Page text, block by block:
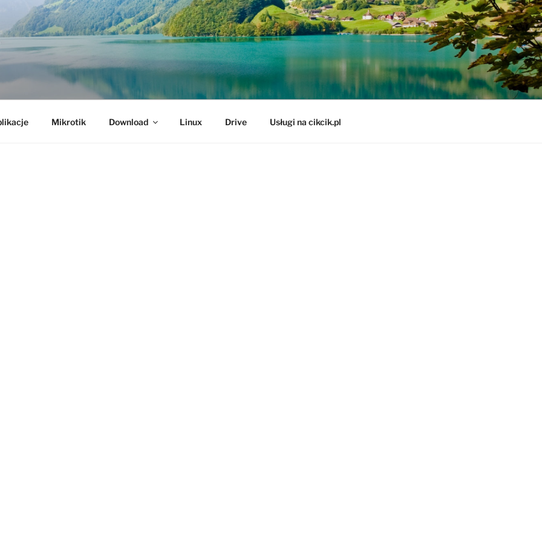
Mikrotik Download Linux Drive Usługi na cikcik.pl